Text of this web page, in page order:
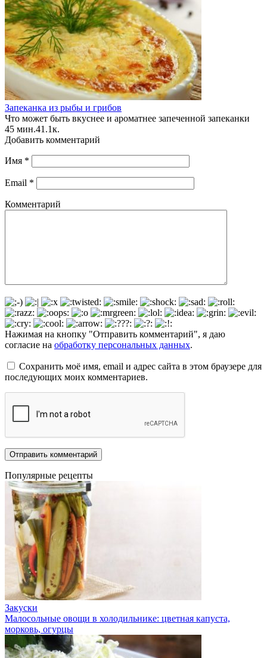
Запеканка из рыбы и грибов
Что может быть вкуснее и ароматнее запеченной запеканки
45 мин.41.1к.
Добавить комментарий
Имя *
Email *
Комментарий
Нажимая на кнопку "Отправить комментарий", я даю
согласие на обработку персональных данных.
Сохранить моё имя, email и адрес сайта в этом браузере для
последующих моих комментариев.
Популярные рецепты
Закуски
Малосольные овощи в холодильнике: цветная капуста,
морковь, огурцы